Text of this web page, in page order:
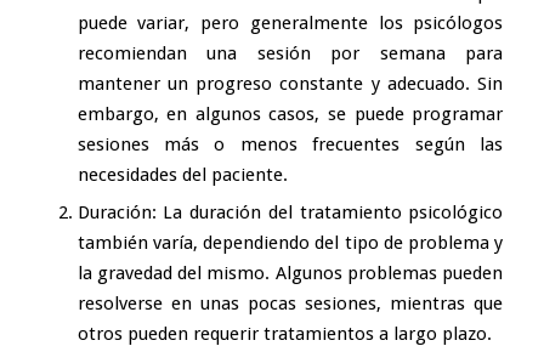
puede variar, pero generalmente los psicólogos
recomiendan una sesión por semana para
mantener un progreso constante y adecuado. Sin
embargo, en algunos casos, se puede programar
sesiones más o menos frecuentes según las
necesidades del paciente.
Duración: La duración del tratamiento psicológico
también varía, dependiendo del tipo de problema y
la gravedad del mismo. Algunos problemas pueden
resolverse en unas pocas sesiones, mientras que
otros pueden requerir tratamientos a largo plazo.